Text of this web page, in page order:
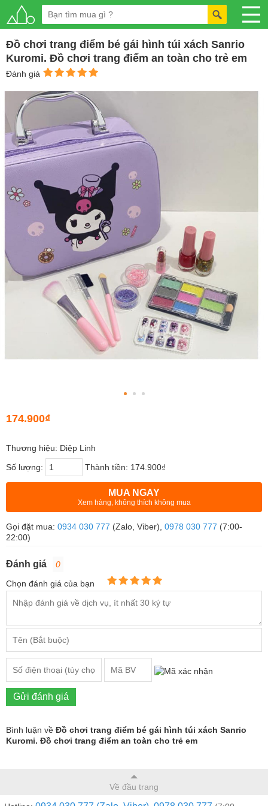
Đồ chơi trang điểm bé gái hình túi xách Sanrio
Kuromi. Đồ chơi trang điểm an toàn cho trẻ em
Đánh giá
174.900₫
Thương hiệu: Diệp Linh
Số lượng:
Thành tiền: 174.900₫
MUA NGAY
Xem hàng, không thích không mua
Gọi đặt mua: 0934 030 777 (Zalo, Viber), 0978 030 777 (7:00-
22:00)
Đánh giá
0
Chọn đánh giá của bạn
Gửi đánh giá
Bình luận về Đồ chơi trang điểm bé gái hình túi xách Sanrio
Kuromi. Đồ chơi trang điểm an toàn cho trẻ em
Về đầu trang